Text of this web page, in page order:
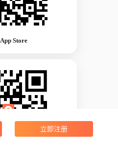
App Store
立即注册